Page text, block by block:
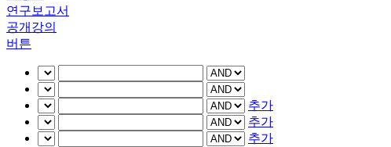
연구보고서
공개강의
버튼
추가
추가
추가